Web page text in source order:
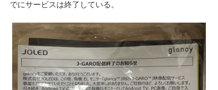
でにサービスは終了している。